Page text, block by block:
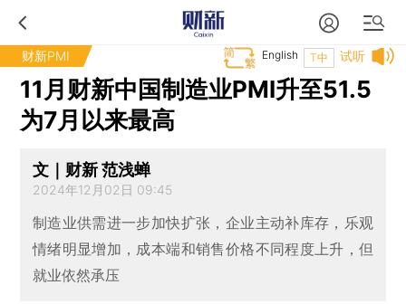
财新PMI 试听
T中
English
11月财新中国制造业PMI升至51.5
为7月以来最高
文｜财新 范浅蝉
2024年12月02日 09:45
制造业供需进一步加快扩张，企业主动补库存，乐观
情绪明显增加，成本端和销售价格不同程度上升，但
就业依然承压